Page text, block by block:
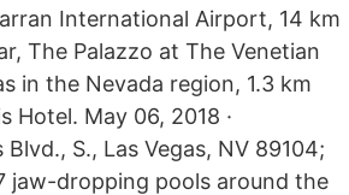
International Airport, 14 km
The Palazzo at The Venetian
in the Nevada region, 1.3 km
Hotel. May 06, 2018 ·
S., Las Vegas, NV 89104;
jaw-dropping pools around the